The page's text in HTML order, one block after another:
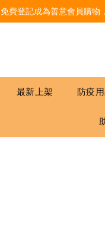
免費登記成為善意會員購物
最新上架 防疫